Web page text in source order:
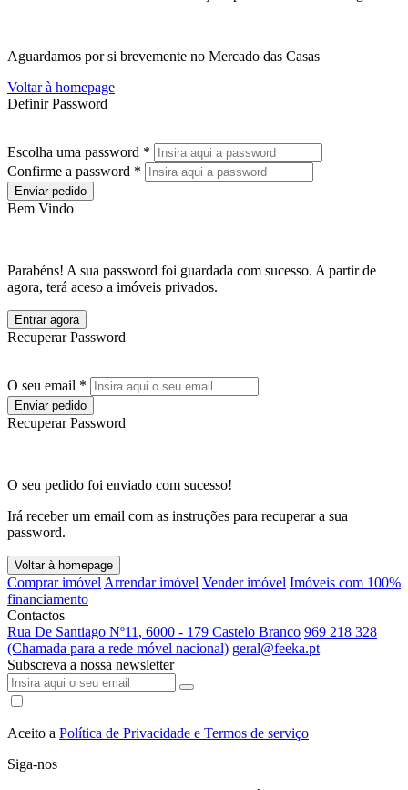
Aguardamos por si brevemente no Mercado das Casas
Voltar à homepage
Definir Password
Escolha uma password *
Confirme a password *
Enviar pedido
Bem Vindo
Parabéns! A sua password foi guardada com sucesso. A partir de
agora, terá aceso a imóveis privados.
Entrar agora
Recuperar Password
O seu email *
Enviar pedido
Recuperar Password
O seu pedido foi enviado com sucesso!
Irá receber um email com as instruções para recuperar a sua
password.
Voltar à homepage
Comprar imóvel Arrendar imóvel Vender imóvel Imóveis com 100%
financiamento
Contactos
Rua De Santiago Nº11, 6000 - 179 Castelo Branco 969 218 328
(Chamada para a rede móvel nacional) geral@feeka.pt
Subscreva a nossa newsletter
Aceito a Política de Privacidade e Termos de serviço
Siga-nos